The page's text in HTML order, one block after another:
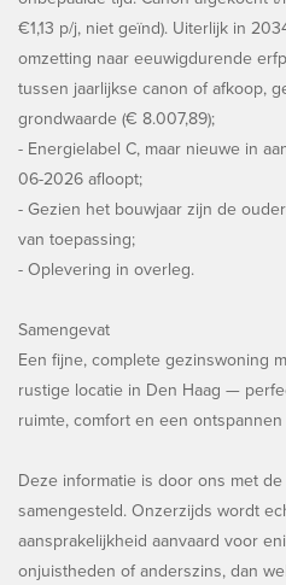
€1,13 p/j, niet geïnd). Uiterlijk in
omzetting naar eeuwigdurende
tussen jaarlijkse canon of afkoop,
grondwaarde (€ 8.007,89);
- Energielabel C, maar nieuwe in
06-2026 afloopt;
- Gezien het bouwjaar zijn de
van toepassing;
- Oplevering in overleg.
Samengevat
Een fijne, complete gezinswoning
rustige locatie in Den Haag —
ruimte, comfort en een
Deze informatie is door ons met
samengesteld. Onzerzijds wordt
aansprakelijkheid aanvaard voor
onjuistheden of anderszins, dan